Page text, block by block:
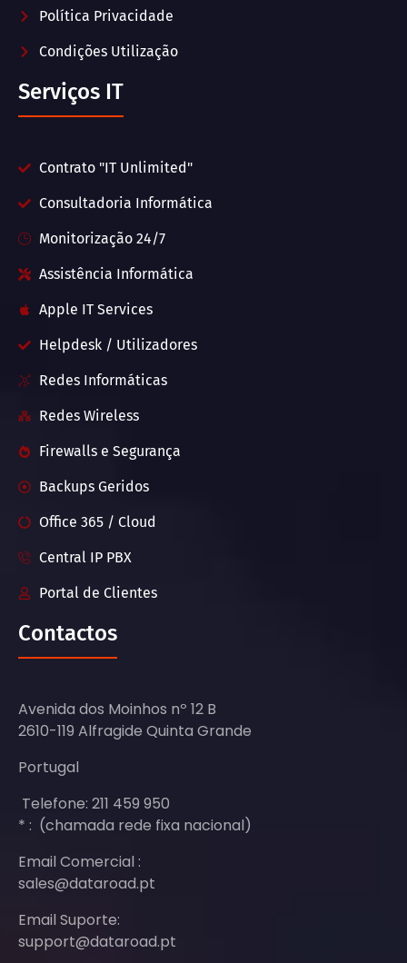
Política Privacidade
Condições Utilização
Serviços IT
Contrato "IT Unlimited"
Consultadoria Informática
Monitorização 24/7
Assistência Informática
Apple IT Services
Helpdesk / Utilizadores
Redes Informáticas
Redes Wireless
Firewalls e Segurança
Backups Geridos
Office 365 / Cloud
Central IP PBX
Portal de Clientes
Contactos
Avenida dos Moinhos nº 12 B
2610-119 Alfragide Quinta Grande
Portugal
Telefone: 211 459 950
* : (chamada rede fixa nacional)
Email Comercial :
sales@dataroad.pt
Email Suporte:
support@dataroad.pt